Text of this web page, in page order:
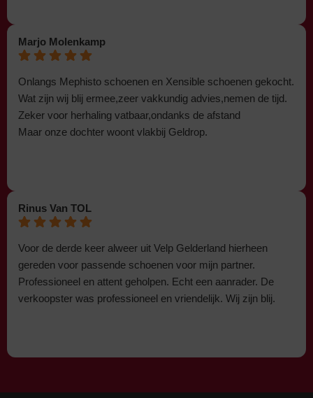
Marjo Molenkamp
Onlangs Mephisto schoenen en Xensible schoenen gekocht.
Wat zijn wij blij ermee,zeer vakkundig advies,nemen de tijd.
Zeker voor herhaling vatbaar,ondanks de afstand
Maar onze dochter woont vlakbij Geldrop.
Rinus Van TOL
Voor de derde keer alweer uit Velp Gelderland hierheen
gereden voor passende schoenen voor mijn partner.
Professioneel en attent geholpen. Echt een aanrader. De
verkoopster was professioneel en vriendelijk. Wij zijn blij.